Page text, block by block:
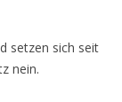
setzen sich seit
nein.